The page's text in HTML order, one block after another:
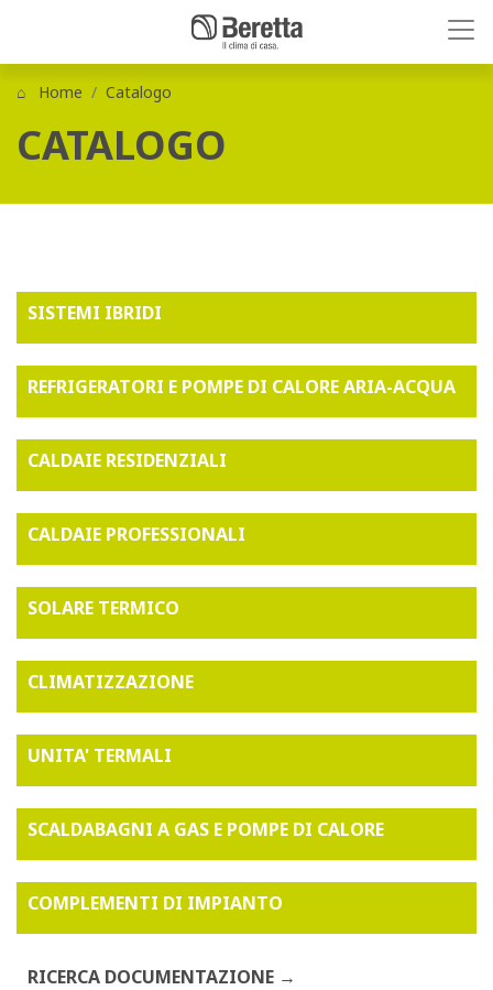
Home Catalogo
CATALOGO
SISTEMI IBRIDI
REFRIGERATORI E POMPE DI CALORE ARIA-ACQUA
CALDAIE RESIDENZIALI
CALDAIE PROFESSIONALI
SOLARE TERMICO
CLIMATIZZAZIONE
UNITA' TERMALI
SCALDABAGNI A GAS E POMPE DI CALORE
COMPLEMENTI DI IMPIANTO
RICERCA DOCUMENTAZIONE